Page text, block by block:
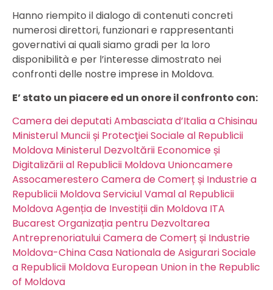
Hanno riempito il dialogo di contenuti concreti
numerosi direttori, funzionari e rappresentanti
governativi ai quali siamo gradi per la loro
disponibilità e per l’interesse dimostrato nei
confronti delle nostre imprese in Moldova.
E’ stato un piacere ed un onore il confronto con:
Camera dei deputatiAmbasciata d’Italia a Chisinau
Ministerul Muncii și Protecţiei Sociale al Republicii
Moldova Ministerul Dezvoltării Economice și
Digitalizării al Republicii Moldova Unioncamere
Assocamerestero Camera de Comerț și Industrie a
Republicii MoldovaServiciul Vamal al Republicii
MoldovaAgenția de Investiții din Moldova ITA
Bucarest Organizația pentru Dezvoltarea
AntreprenoriatuluiCamera de Comerț și Industrie
Moldova-ChinaCasa Nationala de Asigurari Sociale
a Republicii Moldova European Union in the Republic
of Moldova